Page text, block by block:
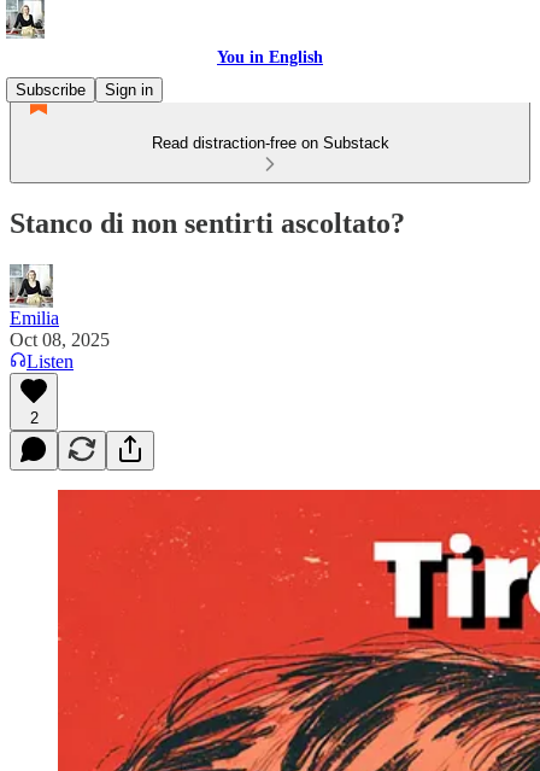
You in English
Subscribe
Sign in
Read distraction-free on Substack
Stanco di non sentirti ascoltato?
Emilia
Oct 08, 2025
Listen
2